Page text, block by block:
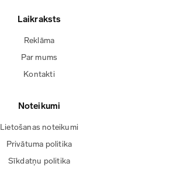
Laikraksts
Reklāma
Par mums
Kontakti
Noteikumi
Lietošanas noteikumi
Privātuma politika
Sīkdatņu politika